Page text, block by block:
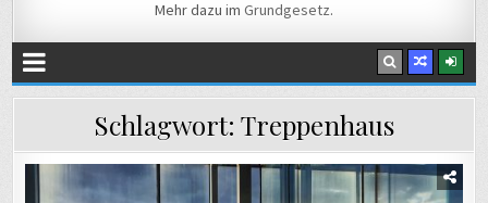
Mehr dazu im Grundgesetz.
Schlagwort: Treppenhaus